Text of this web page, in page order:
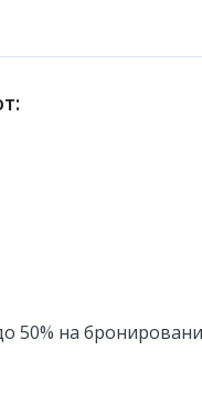
50% на